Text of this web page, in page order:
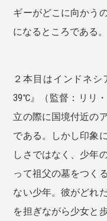
ギーがどこに向かう
になるところである。
２本目はインドネ
39℃』（監督：リリ
立の際に国境付近の
である。しかし印象
しさではなく、少年
って祖父の墓をつく
ない少年。彼がどれ
を担ぎながら少女と